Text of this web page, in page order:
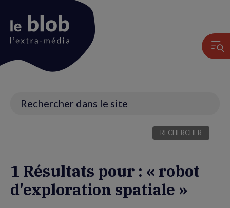
1 Résultats pour : « robot
d'exploration spatiale »